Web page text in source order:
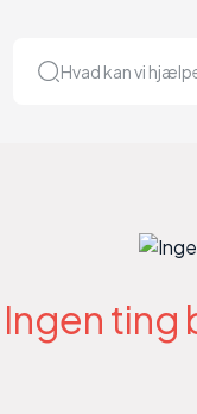
Hvad kan vi
Ingen